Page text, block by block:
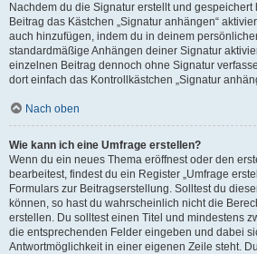
Nachdem du die Signatur erstellt und gespeichert
Beitrag das Kästchen „Signatur anhängen“
auch hinzufügen, indem du in deinem
standardmäßige Anhängen deiner Signatur
einzelnen Beitrag dennoch ohne Signatur
dort einfach das Kontrollkästchen „Signatur
Nach oben
Wie kann ich eine Umfrage erstellen?
Wenn du ein neues Thema eröffnest oder den
bearbeitest, findest du ein Register „Umfrage
Formulars zur Beitragserstellung. Solltest du
können, so hast du wahrscheinlich nicht die
erstellen. Du solltest einen Titel und mindestens
die entsprechenden Felder eingeben und dabei
Antwortmöglichkeit in einer eigenen Zeile steht.